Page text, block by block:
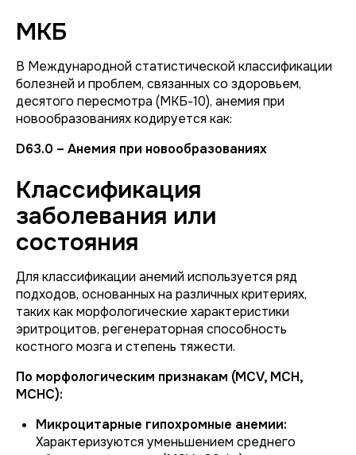
МКБ
В Международной статистической классификации
болезней и проблем, связанных со здоровьем,
десятого пересмотра (МКБ-10), анемия при
новообразованиях кодируется как:
D63.0 – Анемия при новообразованиях
Классификация
заболевания или
состояния
Для классификации анемий используется ряд
подходов, основанных на различных критериях,
таких как морфологические характеристики
эритроцитов, регенераторная способность
костного мозга и степень тяжести.
По морфологическим признакам (MCV, MCH,
MCHC):
Микроцитарные гипохромные анемии:
Характеризуются уменьшением среднего